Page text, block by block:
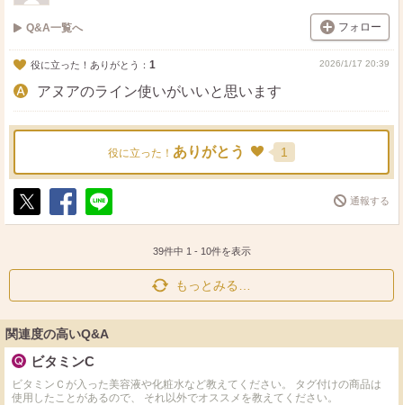
Q&A一覧へ フォロー
役に立った！ありがとう： 1 2026/1/17 20:39
アヌアのライン使いがいいと思います
役に立った！ ありがとう 1
ポ
シ
送
通報する
39件中 1 - 10件を表示
もっとみる…
関連度の高いQ&A
ビタミンC
ビタミンＣが入った美容液や化粧水など教えてください。 タグ付けの商品は
使用したことがあるので、 それ以外でオススメを教えてください。